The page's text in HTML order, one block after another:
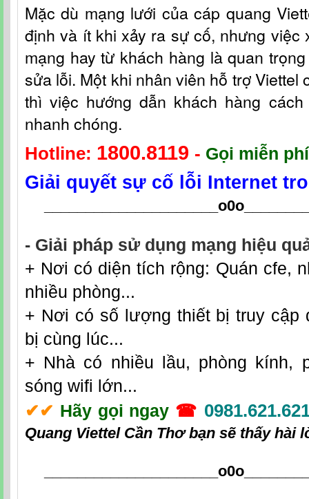
Mặc dù mạng lưới củacáp quang
định và ít khi xảy ra sự cố, nhưng việc
mạng hay từ khách hàng là quan
sửa lỗi. Một khi nhân viên hỗ trợViettel
thì việc hướng dẫn khách hàng
nhanh chóng.
Hotline: 1800.8119 - Gọi miễn
Giải quyết sự cố lỗi Internet
_____________________o0o
- Giải pháp sử dụng mạng hiệu
+ Nơi có diện tích rộng: Quán cfe,
nhiều phòng...
+ Nơi có số lượng thiết bị truy cập
bị cùng lúc...
+ Nhà có nhiều lầu, phòng kính,
sóng wifi lớn...
✔✔ Hãy gọi ngay ☎
Quang Viettel Cần Thơbạn sẽ thấy hài
_____________________o0o